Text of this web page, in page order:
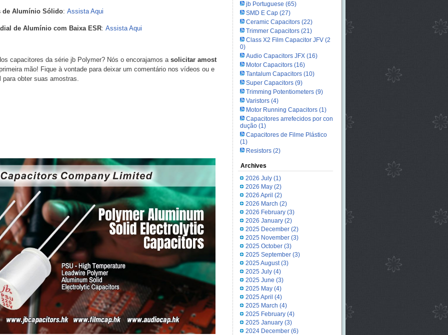
de Alumínio Sólido: Assista Aqui
de Alumínio com Baixa ESR: Assista Aqui
capacitores da série jb Polymer? Nós o encorajamos a solicitar amost
mão! Fique à vontade para deixar um comentário nos vídeos ou e
para obter suas amostras.
jb Portuguese (65)
SMD E Cap(27)
Ceramic Capacitors(22)
Trimmer Capacitors(21)
Class X2 Film Capacitor JFV(2
0)
Audio Capacitors JFX(16)
Motor Capacitors (16)
Tantalum Capacitors(10)
Super Capacitors(9)
Trimming Potentiometers(9)
Varistors(4)
Motor Running Capacitors(1)
Capacitores arrefecidos por con
dução(1)
Capacitores de Filme Plástico
(1)
Resistors(2)
Archives
2026 July(1)
2026 May(2)
2026 April (2)
2026 March (2)
2026 February(3)
2026 January(2)
2025 December(2)
2025 November(3)
2025 October(3)
2025 September(3)
2025 August(3)
2025 July(4)
2025 June (3)
2025 May(4)
2025 April (4)
2025 March (4)
2025 February(4)
2025 January(3)
2024 December(6)